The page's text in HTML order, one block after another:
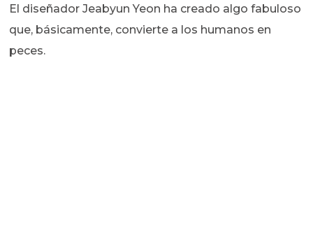
El diseñador Jeabyun Yeon ha creado algo fabuloso
que, básicamente, convierte a los humanos en
peces.